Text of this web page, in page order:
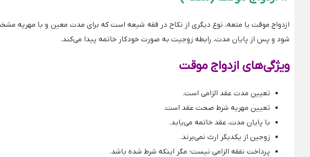
ازدواج موقت یا متعه، نوع دیگری از نکاح در فقه شیعه است که برای مدت معین و با مهریه
شود و پس از پایان مدت، رابطه زوجیت به صورت خودکار خاتمه پیدا می‌کند.
ویژگی‌های ازدواج موقت
تعیین مدت عقد الزامی است.
تعیین مهریه شرط صحت عقد است.
با پایان مدت، عقد خاتمه می‌یابد.
زوجین از یکدیگر ارث نمی‌برند.
پرداخت نفقه الزامی نیست؛ مگر اینکه شرط شده باشد.